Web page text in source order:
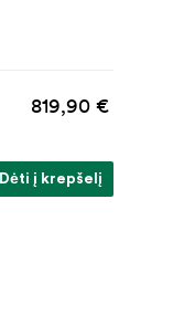
819,90 €
Dėti į krepšelį